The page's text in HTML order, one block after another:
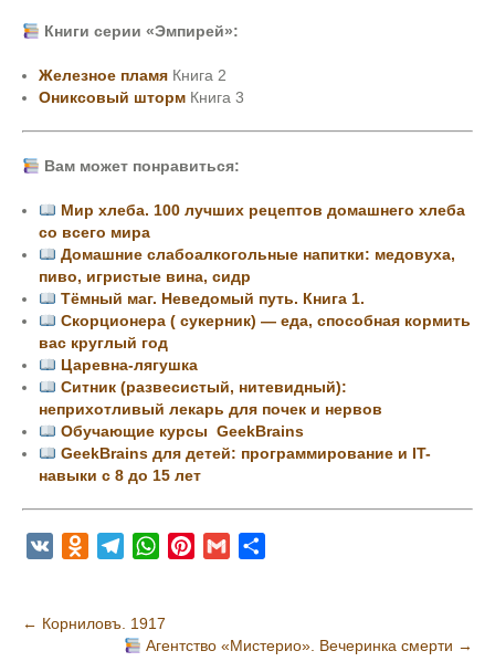
Книги серии «Эмпирей»:
Железное пламя Книга 2
Ониксовый шторм Книга 3
Вам может понравиться:
Мир хлеба. 100 лучших рецептов домашнего хлеба
со всего мира
Домашние слабоалкогольные напитки: медовуха,
пиво, игристые вина, сидр
Тёмный маг. Неведомый путь. Книга 1.
Скорционера ( сукерник) — еда, способная кормить
вас круглый год
Царевна-лягушка
Ситник (развесистый, нитевидный):
неприхотливый лекарь для почек и нервов
Обучающие курсы GeekBrains
GeekBrains для детей: программирование и IT-
навыки с 8 до 15 лет
O
o
e
g
W
t
s
e
l
а
Н
← Корниловъ. 1917
Агентство «Мистерио». Вечеринка смерти →